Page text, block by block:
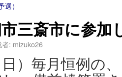
）
三斎市に参加
: mizuko26
日）毎月恒例の